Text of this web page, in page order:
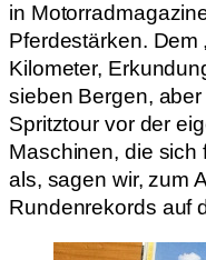
in
Pferdestärken. Dem
Kilometer,
sieben Bergen,
Spritztour vor der
Maschinen, die sich
als, sagen wir, zum
Rundenrekords auf